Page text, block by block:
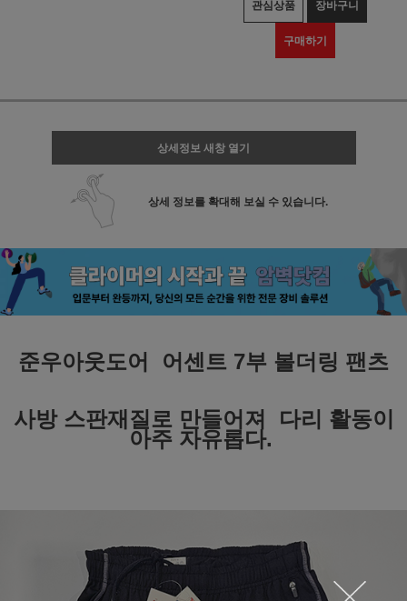
관심상품 장바구니
구매하기
상세정보 새창 열기
상세 정보를 확대해 보실 수 있습니다.
준우아웃도어 어센트 7부 볼더링 팬츠
사방 스판재질로 만들어져 다리 활동이
아주 자유롭다.